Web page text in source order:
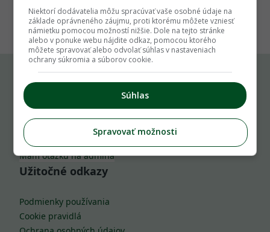
1
Komu môžeš napísať
info@zahrada.sk
Nahlás chybu
Mám otázku na admina
Užitočné odkazy
Podmienky používania
Cookie pravidlá
Niektorí dodávatelia môžu spracúvať vaše osobné údaje na
základe oprávneného záujmu, proti ktorému môžete vzniesť
námietku pomocou možností nižšie. Dole na tejto stránke
alebo v ponuke webu nájdite odkaz, pomocou ktorého
môžete spravovať alebo odvolať súhlas v nastaveniach
ochrany súkromia a súborov cookie.
Súhlas
Spravovať možnosti